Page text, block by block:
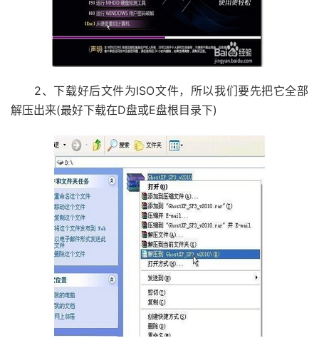
2、下载好后文件为ISO文件，所以我们要先把它全部
解压出来(最好下载在D盘或E盘根目录下)